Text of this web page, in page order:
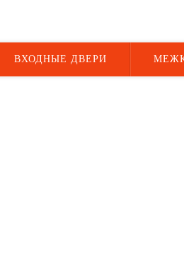
ВХОДНЫЕ ДВЕРИ